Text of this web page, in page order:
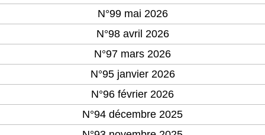
N°99 mai 2026
N°98 avril 2026
N°97 mars 2026
N°95 janvier 2026
N°96 février 2026
N°94 décembre 2025